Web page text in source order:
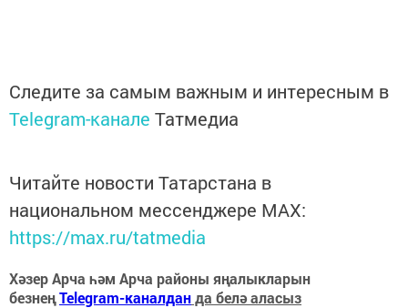
Следите за самым важным и интересным в
Telegram-канале Татмедиа
Читайте новости Татарстана в
национальном мессенджере MАХ:
https://max.ru/tatmedia
Хәзер Арча һәм Арча районы яңалыкларын
безнеңTelegram-каналданда белә аласыз